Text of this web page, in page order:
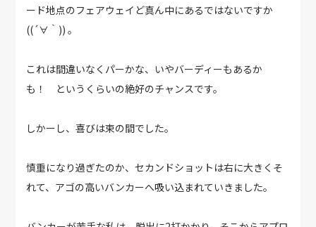
ード地点のフェアウェイど真ん中にあるではないですか
((´∀｀)) 。
これは間違いなくパーかな、いやバーディーもあるか
も！ というくらいの絶好のチャンスです。
しかーし、喜びは束の間でした。
慎重になり過ぎたのか、セカンドショットは右に大きくそ
れて、アゴの高いバンカーへ吸い込まれていきました。